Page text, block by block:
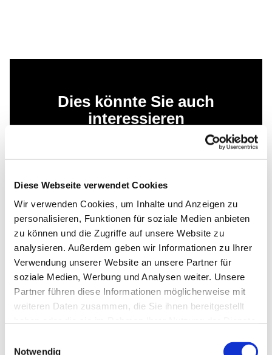
Diese Webseite verwendet Cookies
Wir verwenden Cookies, um Inhalte und Anzeigen zu
personalisieren, Funktionen für soziale Medien anbieten
zu können und die Zugriffe auf unsere Website zu
analysieren. Außerdem geben wir Informationen zu Ihrer
Verwendung unserer Website an unsere Partner für
soziale Medien, Werbung und Analysen weiter. Unsere
Partner führen diese Informationen möglicherweise mit
weiteren Daten zusammen, die Sie ihnen bereitgestellt
Notwendig
Dies könnte Sie auch
interessieren